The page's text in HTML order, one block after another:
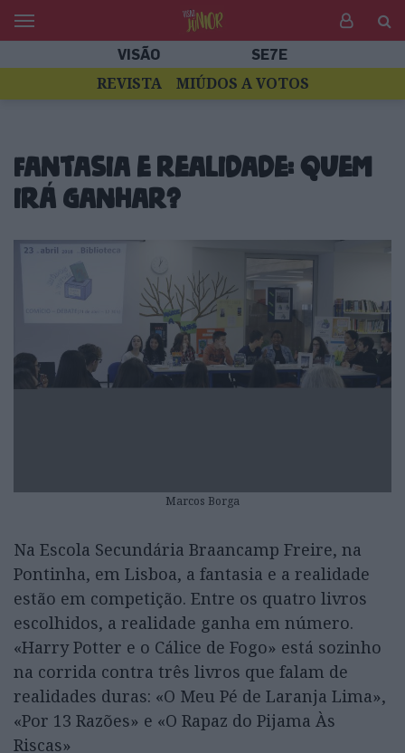
VISÃO SE7E
REVISTA MIÚDOS A VOTOS
Fantasia e realidade: quem
irá ganhar?
Marcos Borga
Na Escola Secundária Braancamp Freire, na
Pontinha, em Lisboa, a fantasia e a realidade
estão em competição. Entre os quatro livros
escolhidos, a realidade ganha em número.
«Harry Potter e o Cálice de Fogo» está sozinho
na corrida contra três livros que falam de
realidades duras: «O Meu Pé de Laranja Lima»,
«Por 13 Razões» e «O Rapaz do Pijama Às
Riscas»